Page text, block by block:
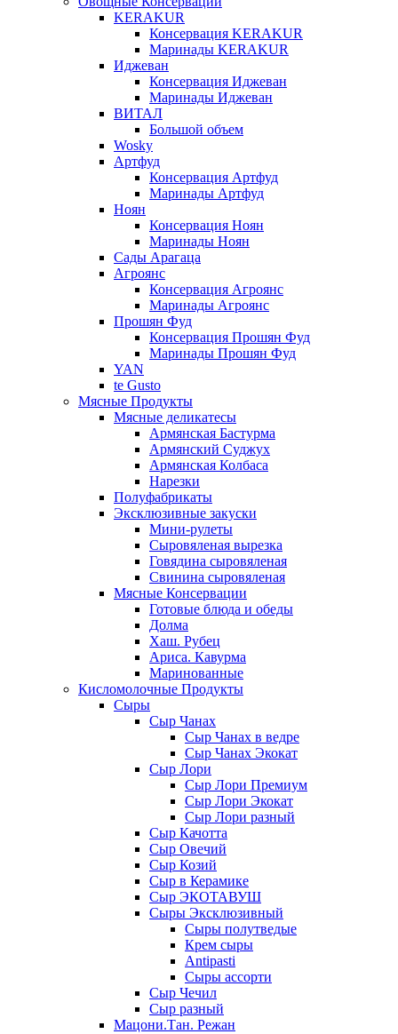
KERAKUR
Консервация KERAKUR
Маринады KERAKUR
Иджеван
Консервация Иджеван
Маринады Иджеван
ВИТАЛ
Большой объем
Wosky
Артфуд
Консервация Артфуд
Маринады Артфуд
Ноян
Консервация Ноян
Маринады Ноян
Сады Арагаца
Агроянс
Консервация Агроянс
Маринады Агроянс
Прошян Фуд
Консервация Прошян Фуд
Маринады Прошян Фуд
YAN
te Gusto
Мясные Продукты
Мясные деликатесы
Армянская Бастурма
Армянский Суджух
Армянская Колбаса
Нарезки
Полуфабрикаты
Эксклюзивные закуски
Мини-рулеты
Сыровяленая вырезка
Говядина сыровяленая
Свинина сыровяленая
Мясные Консервации
Готовые блюда и обеды
Долма
Хаш. Рубец
Ариса. Кавурма
Маринованные
Кисломолочные Продукты
Сыры
Сыр Чанах
Сыр Чанах в ведре
Сыр Чанах Экокат
Сыр Лори
Сыр Лори Премиум
Сыр Лори Экокат
Сыр Лори разный
Сыр Качотта
Сыр Овечий
Сыр Козий
Сыр в Керамике
Сыр ЭКОТАВУШ
Сыры Эксклюзивный
Сыры полутведые
Крем сыры
Antipasti
Сыры ассорти
Сыр Чечил
Сыр разный
Мацони.Тан. Режан